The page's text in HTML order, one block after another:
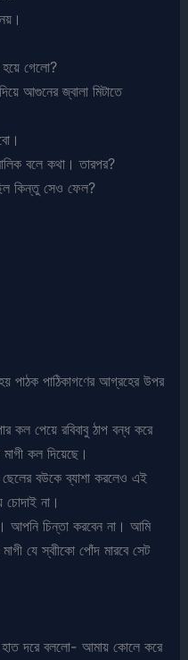
হয়ে গেলো?
আগুনের জ্বালা মিটাতে
বলে কথা। তারপর?
কিন্তু সেও ফেল?
হয় পাঠক পাঠিকাগণের আগ্রহের উপর
কল পেয়ে রবিবাবু ঠাপ বন্ধ করে
কল দিয়েছে।
বউকে ব্যাশা করলেও এই
চোদাই না।
আপনি চিন্তা করবেন না। আমি
যে স্বাীকো পোঁদ মারবে সেট
হাত দরে বললো- আমায় কোলে করে